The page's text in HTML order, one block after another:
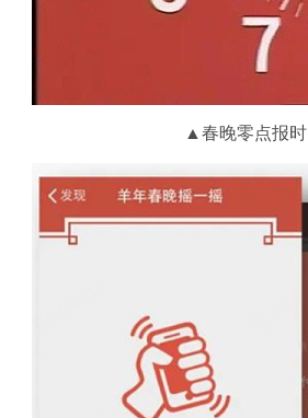
▲ 春晚零点报时